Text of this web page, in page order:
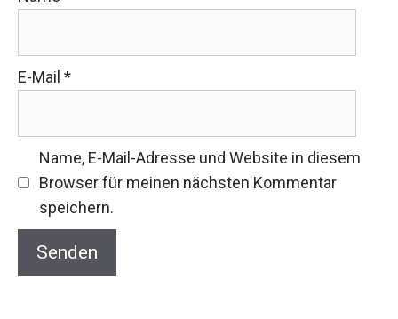
E-Mail *
Name, E-Mail-Adresse und Website in diesem
Browser für meinen nächsten Kommentar
speichern.